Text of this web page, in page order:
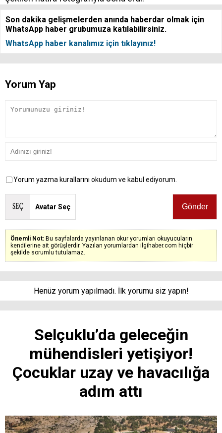
Son dakika gelişmelerden anında haberdar olmak için
WhatsApp haber grubumuza katılabilirsiniz.
WhatsApp haber kanalımız için tıklayınız!
Yorum Yap
Yorum yazma kurallarını okudum ve kabul ediyorum.
Avatar Seç
Önemli Not: Bu sayfalarda yayınlanan okur yorumları okuyucuların
kendilerine ait görüşlerdir. Yazılan yorumlardan ilgihaber.com hiçbir
şekilde sorumlu tutulamaz.
Henüz yorum yapılmadı. İlk yorumu siz yapın!
Selçuklu’da geleceğin
mühendisleri yetişiyor!
Çocuklar uzay ve havacılığa
adım attı